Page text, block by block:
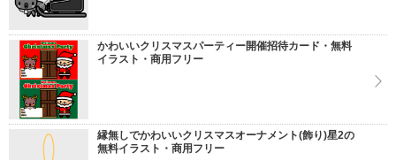
かわいいクリスマスパーティー開催招待カード・無料
イラスト・商用フリー
縁無しでかわいいクリスマスオーナメント(飾り)星2の
無料イラスト・商用フリー